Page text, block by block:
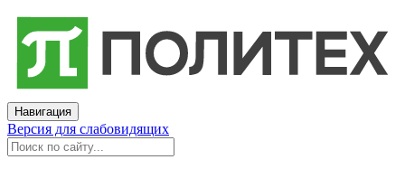
Навигация
Версия для слабовидящих